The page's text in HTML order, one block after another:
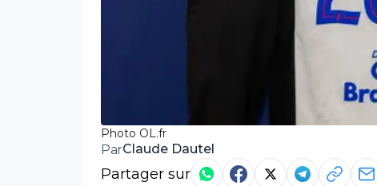
Photo OL.fr
ParClaude Dautel
Partager sur